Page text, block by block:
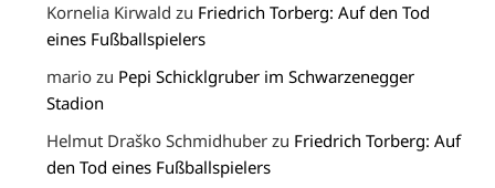
Kornelia Kirwald zu Friedrich Torberg: Auf den Tod
eines Fußballspielers
mario zu Pepi Schicklgruber im Schwarzenegger
Stadion
Helmut Draško Schmidhuber zu Friedrich Torberg: Auf
den Tod eines Fußballspielers